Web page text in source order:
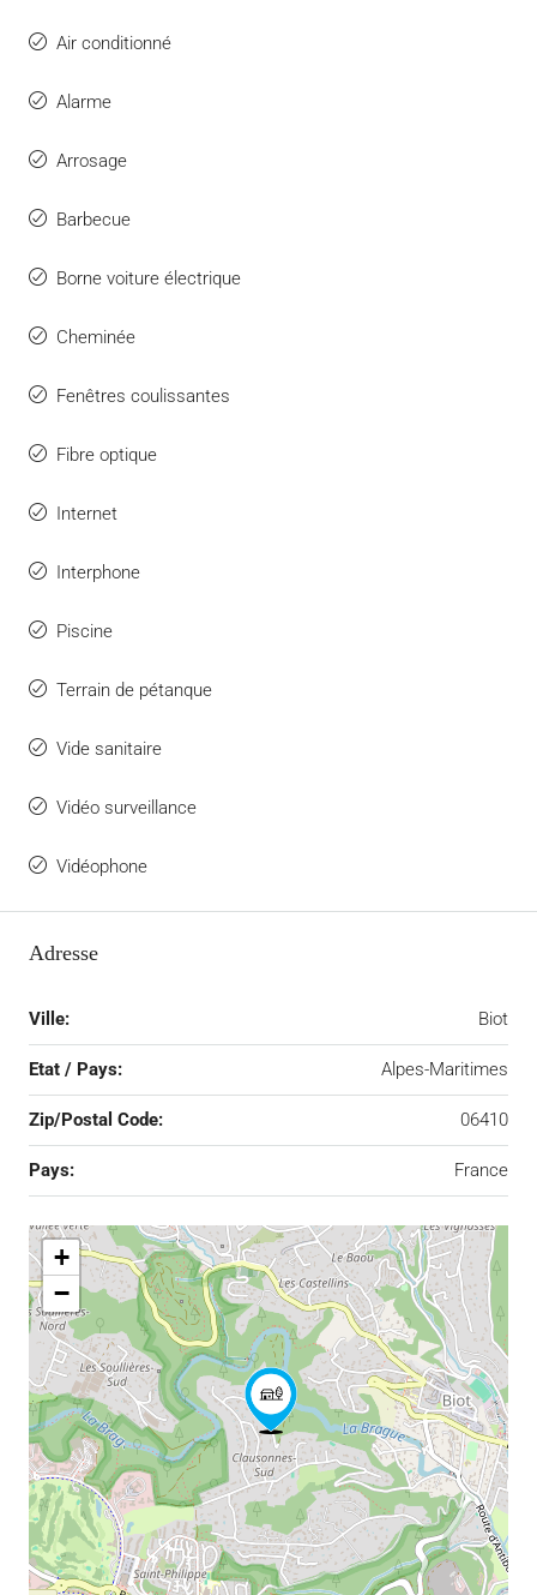
Air conditionné
Alarme
Arrosage
Barbecue
Borne voiture électrique
Cheminée
Fenêtres coulissantes
Fibre optique
Internet
Interphone
Piscine
Terrain de pétanque
Vide sanitaire
Vidéo surveillance
Vidéophone
Adresse
Ville: Biot
Etat / Pays: Alpes-Maritimes
Zip/Postal Code: 06410
Pays: France
+
−